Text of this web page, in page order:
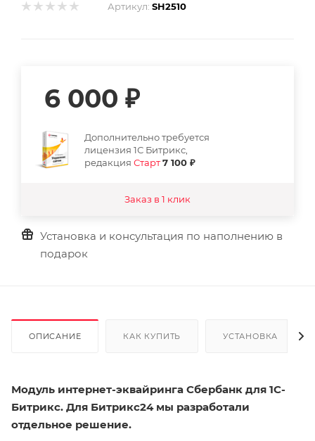
Артикул: SH2510
6 000 ₽
Дополнительно требуется
лицензия 1С Битрикс,
редакция Старт7 100 ₽
Заказ в 1 клик
Установка и консультация по наполнению в
подарок
ОПИСАНИЕ КАК КУПИТЬ УСТАНОВКА
Модуль интернет-эквайринга Сбербанк для 1С-
Битрикс. Для Битрикс24 мы разработали
отдельное решение.